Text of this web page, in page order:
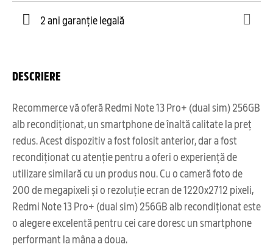
2 ani garanție legală
DESCRIERE
Recommerce vă oferă Redmi Note 13 Pro+ (dual sim) 256GB
alb recondiționat, un smartphone de înaltă calitate la preț
redus. Acest dispozitiv a fost folosit anterior, dar a fost
recondiționat cu atenție pentru a oferi o experiență de
utilizare similară cu un produs nou. Cu o cameră foto de
200 de megapixeli și o rezoluție ecran de 1220x2712 pixeli,
Redmi Note 13 Pro+ (dual sim) 256GB alb recondiționat este
o alegere excelentă pentru cei care doresc un smartphone
performant la mâna a doua.